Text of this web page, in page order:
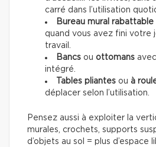
carré dans l’utilisation
Bureau mural rabattable
quand vous avez fini votre
travail.
Bancs ou ottomans
intégré.
Tables pliantes ou à
déplacer selon l’utilisation.
Pensez aussi à exploiter la
murales, crochets, supports
d’objets au sol = plus d’espace